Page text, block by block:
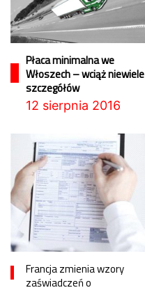
Płaca minimalna we
Włoszech – wciąż niewiele
szczegółów
12 sierpnia 2016
Francja zmienia wzory
zaświadczeń o